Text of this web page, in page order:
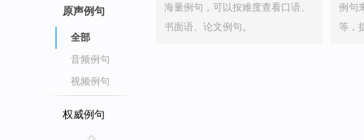
原声例句
全部
音频例句
视频例句
权威例句
海量例句，可以按难度查看口语、
书面语、论文例句。
例句
等，